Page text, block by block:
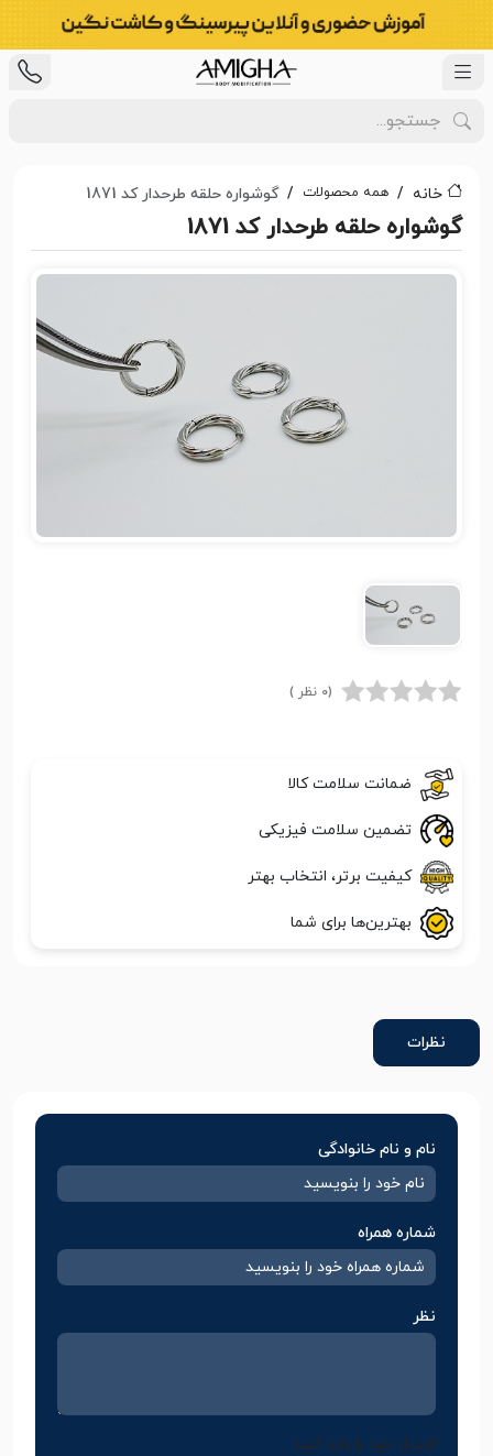
خانه همه محصولات گوشواره حلقه طرحدار کد 1871
گوشواره حلقه طرحدار کد 1871
(0 نظر )
ضمانت سلامت کالا
تضمین سلامت فیزیکی
کیفیت برتر، انتخاب بهتر
بهترین‌ها برای شما
نظرات
نام و نام خانوادگی
شماره همراه
نظر
امتیاز خود را وارد کنید